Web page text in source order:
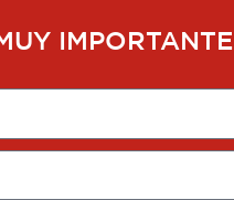
IMPORTANTE